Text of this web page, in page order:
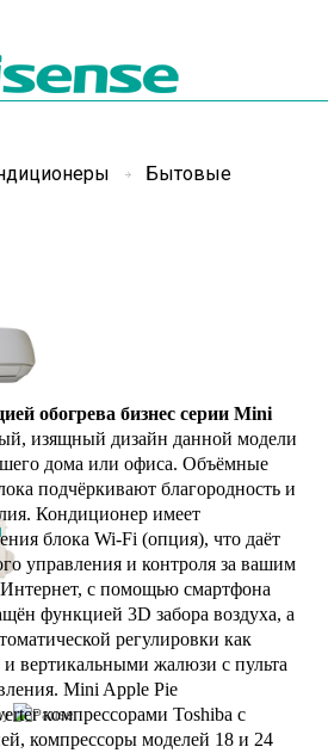
Бытовые
обогрева бизнес серии Mini
изящный дизайн данной модели
дома или офиса. Объёмные
подчёркивают благородность и
Кондиционер имеет
блока Wi-Fi (опция), что даёт
управления и контроля за вашим
с помощью смартфона
функцией 3D забора воздуха, а
регулировки как
вертикальными жалюзи с пульта
Mini Apple Pie
компрессорами Toshiba с
компрессоры моделей 18 и 24